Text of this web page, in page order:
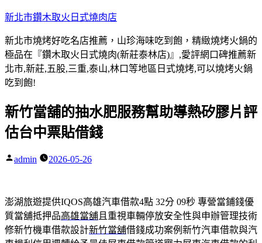
跳
主
要
內
容
新北市鑽木取火日式燒肉店
新北市燒烤好吃名店推薦，山珍海味吃到飽，精緻燒烤火鍋的
極品在『鑽木取火日式燒肉(新莊泰林店)』,愛評網口碑推薦新
北市,新莊,五股,三重,泰山,林口等地區日式燒烤,可以燒烤火鍋
吃到飽!
新竹當舖的抽水肥服務幫助導熱矽膠片評
估台中票貼借錢
作
admin 2026-05-26
澎湖旅遊提供IQOS高雄汽車借款4點 32分 09秒 專營當鋪錢優
質當舖抵押品高雄當舖 且重視車輛停放安全性與申辦管理技術
修新竹機車借款設計新竹當舖借錢成功案例新竹汽車借款與汽